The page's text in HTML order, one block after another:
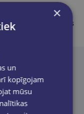
un dramaturgs, dzimis
atdziest kafija”
lugas, un
par daudzmiljonu
×
un
kopīgojam
mūsu